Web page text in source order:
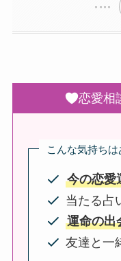
恋愛相
こんな気持ち
今の恋愛
当たる占
運命の出
友達と一